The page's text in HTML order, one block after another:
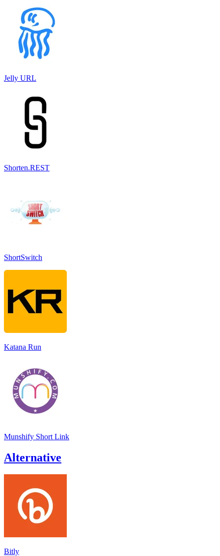
Jelly URL
Shorten.REST
ShortSwitch
Katana Run
Munshify Short Link
Alternative
Bitly